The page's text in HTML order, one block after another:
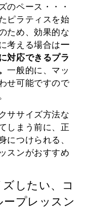
のペース・・・
ピラティスを始
ため、効果的な
考える場合は一
対応できるプラ
一般的に、マッ
せ可能ですので
ササイズ方法な
しまう前に、正
につけられる、
スンがおすすめ
したい、コ
プレッスン